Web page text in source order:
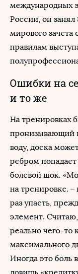
международных
России, он занял
мирового
правилам
Ошибки на
и то же
На тренировках
пронизывающий
воду, доска
ребром попадает
болевой шок.
на тренировке.
раз упасть,
элемент.
реально чего-то
максимального
Иногда это боль